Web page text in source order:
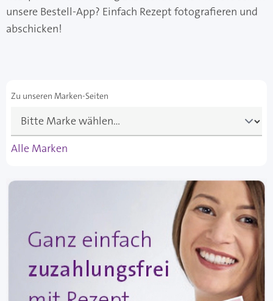
unsere Bestell-App? Einfach Rezept fotografieren und
abschicken!
Zu unseren Marken-Seiten
Alle Marken